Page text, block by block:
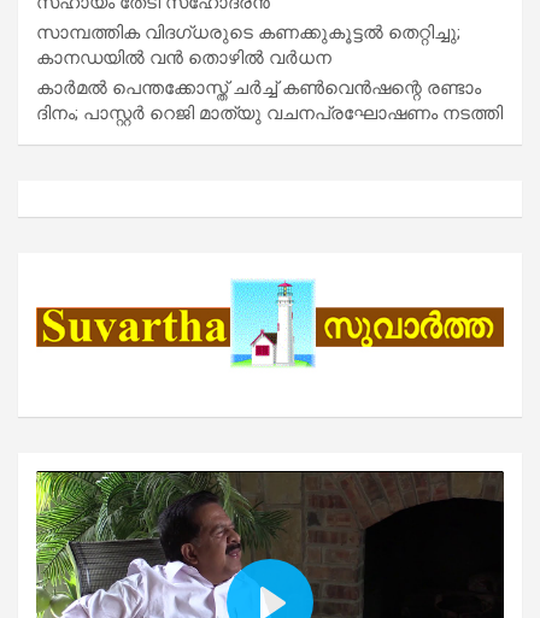
സാമ്പത്തിക വിദഗ്ധരുടെ കണക്കുകൂട്ടൽ തെറ്റിച്ചു;
കാനഡയിൽ വൻ തൊഴിൽ വർധന
കാർമൽ പെന്തക്കോസ്ത് ചർച്ച് കൺവെൻഷന്റെ രണ്ടാം
ദിനം; പാസ്റ്റർ റെജി മാത്യു വചനപ്രഘോഷണം നടത്തി